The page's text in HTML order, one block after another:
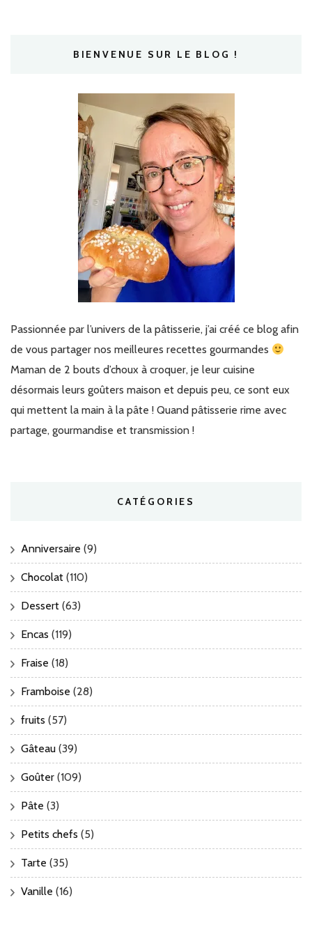
BIENVENUE SUR LE BLOG !
Passionnée par l’univers de la pâtisserie, j’ai créé ce blog afin
de vous partager nos meilleures recettes gourmandes
Maman de 2 bouts d’choux à croquer, je leur cuisine
désormais leurs goûters maison et depuis peu, ce sont eux
qui mettent la main à la pâte ! Quand pâtisserie rime avec
partage, gourmandise et transmission !
CATÉGORIES
Anniversaire (9)
Chocolat (110)
Dessert (63)
Encas (119)
Fraise (18)
Framboise (28)
fruits (57)
Gâteau (39)
Goûter (109)
Pâte (3)
Petits chefs (5)
Tarte (35)
Vanille (16)